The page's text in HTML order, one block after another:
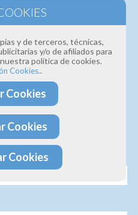
que si deseas que te
te lo
· Efectividad
y de terceros, técnicas,
y/o de afiliados para
política de cookies.
Cookies..
Cookies
Cookies
Cookies